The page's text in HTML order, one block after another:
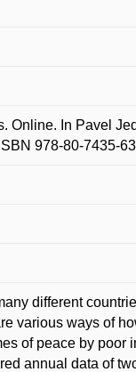
Online. In Pavel
978-80-7435-
different
various ways of
of peace by poor
annual data of